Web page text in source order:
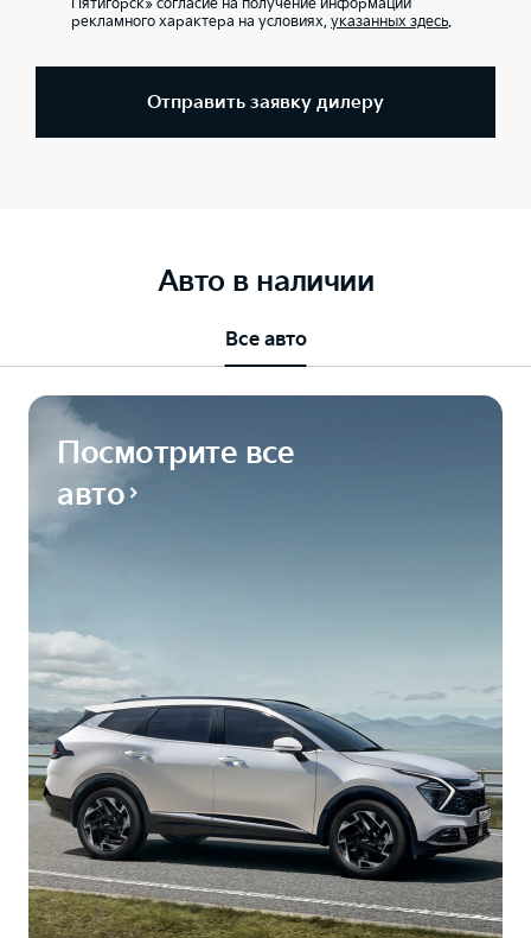
Пятигорск» согласие на получение информации
рекламного характера на условиях, указанных здесь.
Отправить заявку дилеру
Авто в наличии
Все авто
Посмотрите все
авто